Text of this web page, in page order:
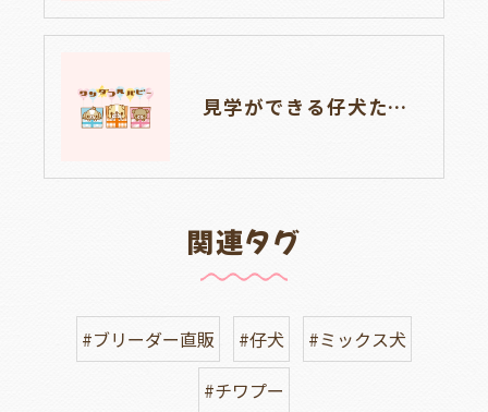
見学ができる仔犬たち🐶🐶岐阜県養老町のブリーダーワンダフルパピーです。
関連タグ
#ブリーダー直販 #仔犬
#ミックス犬
#チワプー